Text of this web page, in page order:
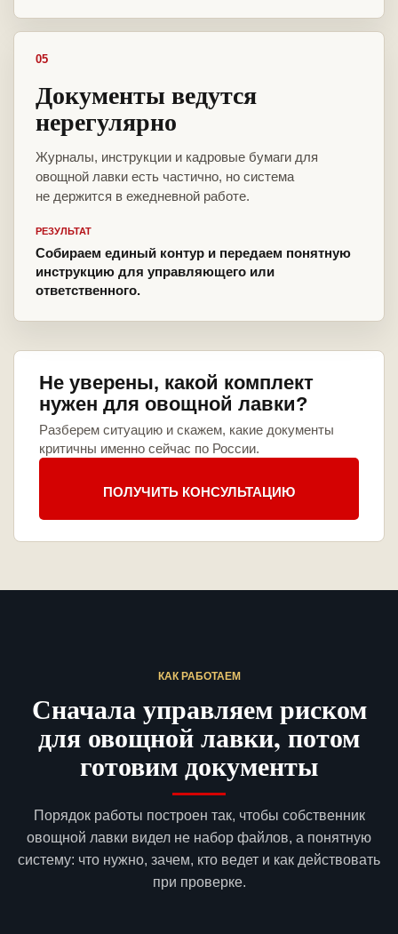
05
Документы ведутся
нерегулярно
Журналы, инструкции и кадровые бумаги для
овощной лавки есть частично, но система
не держится в ежедневной работе.
РЕЗУЛЬТАТ
Собираем единый контур и передаем понятную
инструкцию для управляющего или
ответственного.
Не уверены, какой комплект
нужен для овощной лавки?
Разберем ситуацию и скажем, какие документы
критичны именно сейчас по России.
ПОЛУЧИТЬ КОНСУЛЬТАЦИЮ
КАК РАБОТАЕМ
Сначала управляем риском
для овощной лавки, потом
готовим документы
Порядок работы построен так, чтобы собственник
овощной лавки видел не набор файлов, а понятную
систему: что нужно, зачем, кто ведет и как действовать
при проверке.